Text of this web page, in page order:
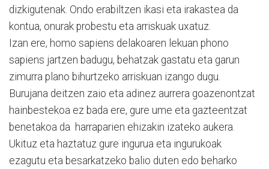
dizkigutenak. Ondo erabiltzen ikasi eta irakastea da
kontua, onurak probestu eta arriskuak uxatuz.
Izan ere, homo sapiens delakoaren lekuan phono
sapiens jartzen badugu, behatzak gastatu eta garun
zimurra plano bihurtzeko arriskuan izango dugu.
Burujana deitzen zaio eta adinez aurrera goazenontzat
hainbestekoa ez bada ere, gure ume eta gazteentzat
benetakoa da harraparien ehizakin izateko aukera.
Ukituz eta haztatuz gure ingurua eta ingurukoak
ezagutu eta besarkatzeko balio duten edo beharko